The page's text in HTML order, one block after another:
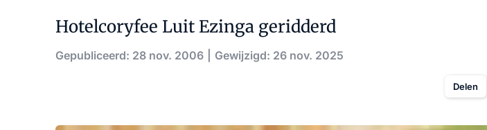
Hotelcoryfee Luit Ezinga geridderd
Gepubliceerd: 28 nov. 2006 Gewijzigd: 26 nov. 2025
Delen